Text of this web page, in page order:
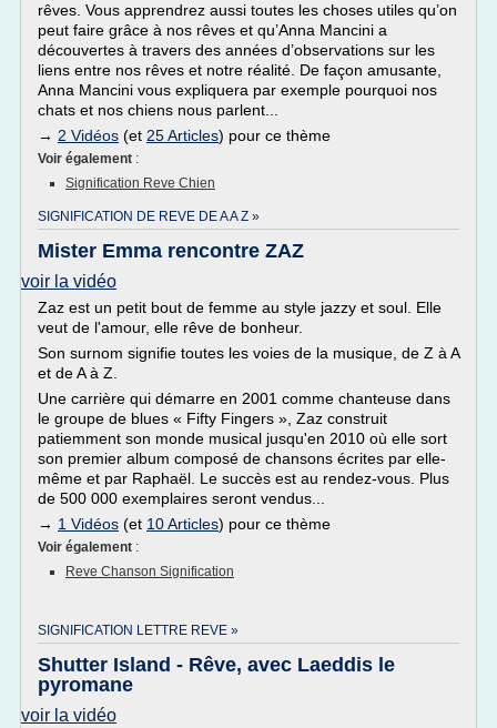
rêves. Vous apprendrez aussi toutes les choses utiles qu’on
peut faire grâce à nos rêves et qu’Anna Mancini a
découvertes à travers des années d’observations sur les
liens entre nos rêves et notre réalité. De façon amusante,
Anna Mancini vous expliquera par exemple pourquoi nos
chats et nos chiens nous parlent...
→ 2 Vidéos (et 25 Articles) pour ce thème
Voir également :
Signification Reve Chien
SIGNIFICATION DE REVE DE A A Z »
Mister Emma rencontre ZAZ
voir la vidéo
Zaz est un petit bout de femme au style jazzy et soul. Elle
veut de l'amour, elle rêve de bonheur.
Son surnom signifie toutes les voies de la musique, de Z à A
et de A à Z.
Une carrière qui démarre en 2001 comme chanteuse dans
le groupe de blues « Fifty Fingers », Zaz construit
patiemment son monde musical jusqu'en 2010 où elle sort
son premier album composé de chansons écrites par elle-
même et par Raphaël. Le succès est au rendez-vous. Plus
de 500 000 exemplaires seront vendus...
→ 1 Vidéos (et 10 Articles) pour ce thème
Voir également :
Reve Chanson Signification
SIGNIFICATION LETTRE REVE »
Shutter Island - Rêve, avec Laeddis le
pyromane
voir la vidéo